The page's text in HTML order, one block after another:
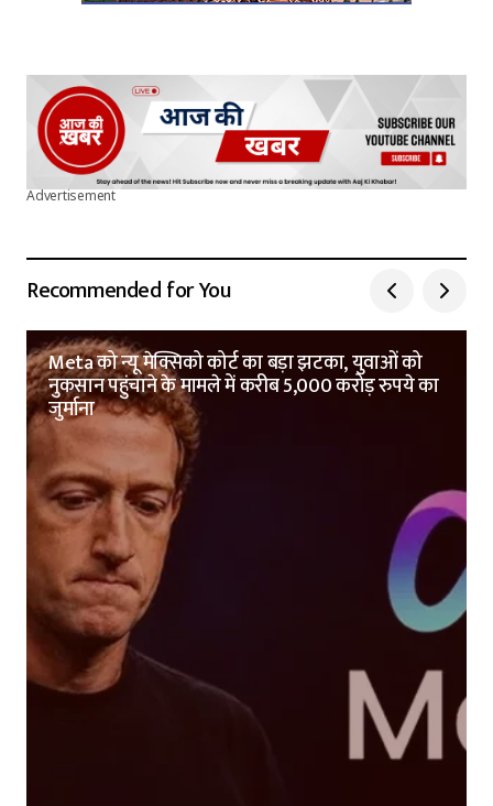
Advertisement
Recommended for You
Meta को न्यू मेक्सिको कोर्ट का बड़ा झटका, युवाओं को
नुकसान पहुंचाने के मामले में करीब 5,000 करोड़ रुपये का
जुर्माना